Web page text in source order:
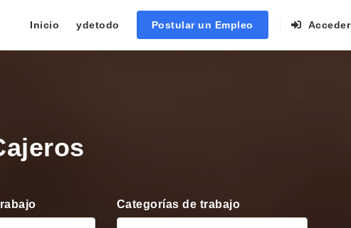
Inicio ydetodo Postular un Empleo Acceder
Categorías de trabajo